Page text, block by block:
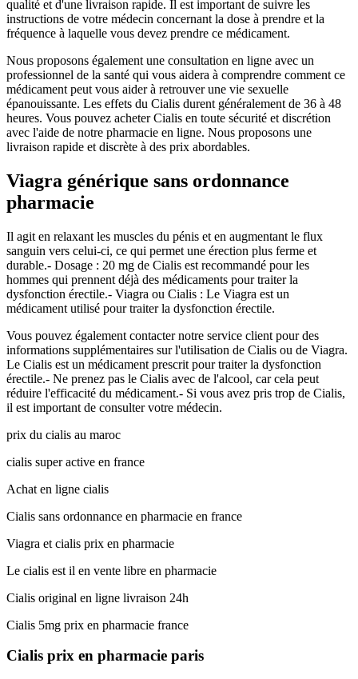
qualité et d'une livraison rapide. Il est important de suivre les
instructions de votre médecin concernant la dose à prendre et la
fréquence à laquelle vous devez prendre ce médicament.
Nous proposons également une consultation en ligne avec un
professionnel de la santé qui vous aidera à comprendre comment ce
médicament peut vous aider à retrouver une vie sexuelle
épanouissante. Les effets du Cialis durent généralement de 36 à 48
heures. Vous pouvez acheter Cialis en toute sécurité et discrétion
avec l'aide de notre pharmacie en ligne. Nous proposons une
livraison rapide et discrète à des prix abordables.
Viagra générique sans ordonnance
pharmacie
Il agit en relaxant les muscles du pénis et en augmentant le flux
sanguin vers celui-ci, ce qui permet une érection plus ferme et
durable.- Dosage : 20 mg de Cialis est recommandé pour les
hommes qui prennent déjà des médicaments pour traiter la
dysfonction érectile.- Viagra ou Cialis : Le Viagra est un
médicament utilisé pour traiter la dysfonction érectile.
Vous pouvez également contacter notre service client pour des
informations supplémentaires sur l'utilisation de Cialis ou de Viagra.
Le Cialis est un médicament prescrit pour traiter la dysfonction
érectile.- Ne prenez pas le Cialis avec de l'alcool, car cela peut
réduire l'efficacité du médicament.- Si vous avez pris trop de Cialis,
il est important de consulter votre médecin.
prix du cialis au maroc
cialis super active en france
Achat en ligne cialis
Cialis sans ordonnance en pharmacie en france
Viagra et cialis prix en pharmacie
Le cialis est il en vente libre en pharmacie
Cialis original en ligne livraison 24h
Cialis 5mg prix en pharmacie france
Cialis prix en pharmacie paris